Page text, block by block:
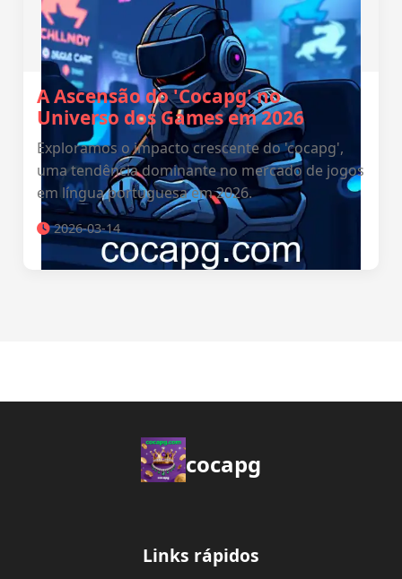
A Ascensão do 'Cocapg' no
Universo dos Games em 2026
Exploramos o impacto crescente do 'cocapg',
uma tendência dominante no mercado de jogos
em língua portuguesa em 2026.
2026-03-14
cocapg
Links rápidos